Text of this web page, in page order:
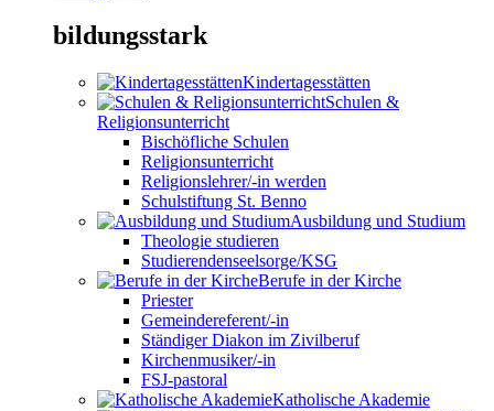
bildungsstark
Kindertagesstätten
Schulen &
Religionsunterricht
Bischöfliche Schulen
Religionsunterricht
Religionslehrer/-in werden
Schulstiftung St. Benno
Ausbildung und Studium
Theologie studieren
Studierendenseelsorge/KSG
Berufe in der Kirche
Priester
Gemeindereferent/-in
Ständiger Diakon im Zivilberuf
Kirchenmusiker/-in
FSJ-pastoral
Katholische Akademie